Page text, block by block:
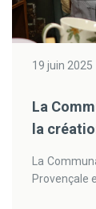
19 juin 2025
La
la
La
Provençale